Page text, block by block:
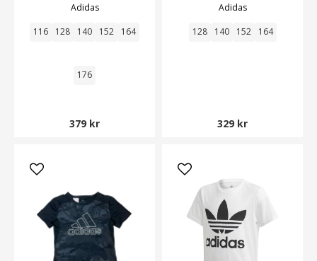
Adidas
116 128 140 152 164
176
379 kr
Adidas
128 140 152 164
329 kr